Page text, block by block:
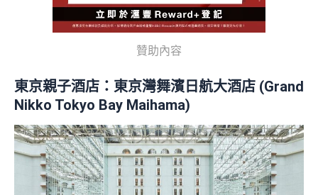
贊助內容
東京親子酒店：東京灣舞濱日航大酒店 (Grand
Nikko Tokyo Bay Maihama)